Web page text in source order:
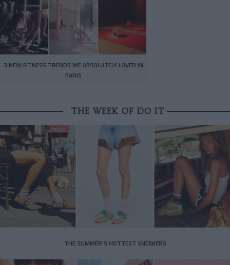
3 NEW FITNESS TRENDS WE ABSOLUTELY LOVED IN
PARIS
THE WEEK OF DO IT
THE SUMMER’S HOTTEST SNEAKERS